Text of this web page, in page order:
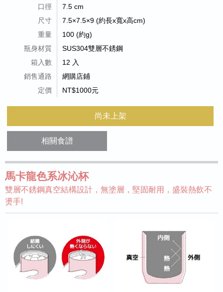
口徑
7.5 cm
尺寸
7.5×7.5×9 (約長x寬x高cm)
重量
100 (約g)
瓶身材質
SUS304雙層不銹鋼
箱入數
12 入
銷售通路
網購店鋪
定價
NT$1000元
尚未上架
相關食譜
馬卡龍色系冰沁杯
雙層不銹鋼真空結構設計，無塗層，堅固耐用，盛裝熱飲不
燙手!